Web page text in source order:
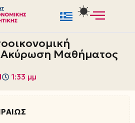
Ακύρωση Μαθήματος
1:33 μμ